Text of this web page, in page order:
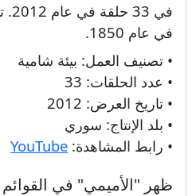
في
في عام 1850.
• تصنيف العمل: بيئة شامية
• عدد الحلقات: 33
• تاريخ العرض: 2012
• بلد الإنتاج: سوري
• رابط المشاهدة: YouTube
ظهر "الأميمي" في القوائم